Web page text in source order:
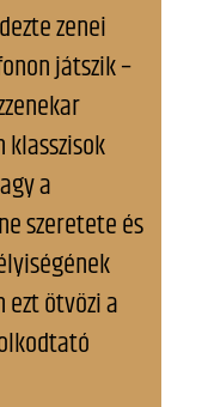
zenei
játszik –
a
szeretete és
ötvözi a